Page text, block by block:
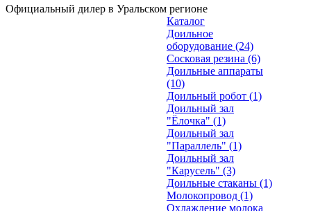
Официальный дилер в Уральском регионе
Каталог
Доильное
оборудование (24)
Сосковая резина (6)
Доильные аппараты
(10)
Доильный робот (1)
Доильный зал
"Ёлочка" (1)
Доильный зал
"Параллель" (1)
Доильный зал
"Карусель" (3)
Доильные стаканы (1)
Молокопровод (1)
Охлаждение молока